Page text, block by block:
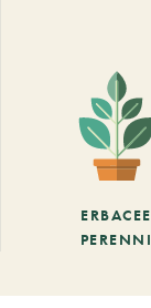
ERBACEE
PERENNI